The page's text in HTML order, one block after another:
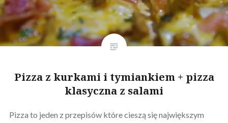
Pizza z kurkami i tymiankiem + pizza
klasyczna z salami
Pizza to jeden z przepisów które cieszą się największym